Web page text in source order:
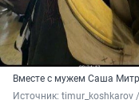
Вместе с мужем Саша
Источник: timur_koshkarov